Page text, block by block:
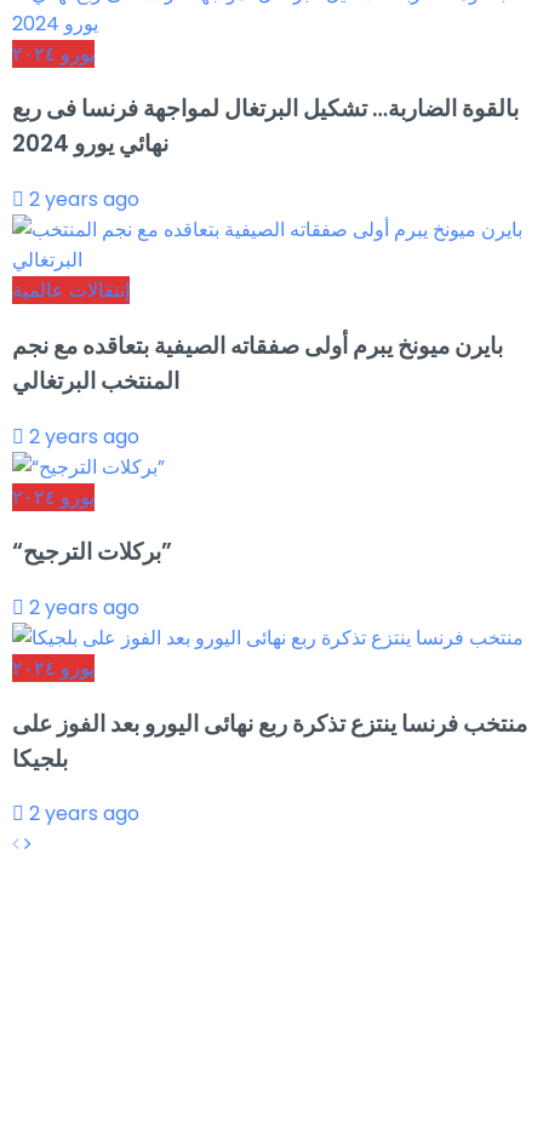
يورو ٢٠٢٤
بالقوة الضاربة… تشكيل البرتغال لمواجهة فرنسا فى ربع
نهائي يورو 2024
2 years ago
إنتقالات عالمية
بايرن ميونخ يبرم أولى صفقاته الصيفية بتعاقده مع نجم
المنتخب البرتغالي
2 years ago
يورو ٢٠٢٤
“بركلات الترجيح”
2 years ago
يورو ٢٠٢٤
منتخب فرنسا ينتزع تذكرة ربع نهائى اليورو بعد الفوز على
بلجيكا
2 years ago